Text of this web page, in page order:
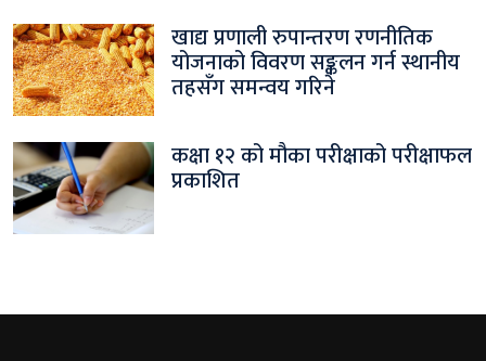
खाद्य प्रणाली रुपान्तरण रणनीतिक
योजनाको विवरण सङ्कलन गर्न स्थानीय
तहसँग समन्वय गरिने
कक्षा १२ को मौका परीक्षाको परीक्षाफल
प्रकाशित